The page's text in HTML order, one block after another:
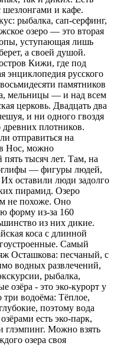
и кафе.
рыбалка, сап-серфинг,
озеро — это вторая
уступающая лишь
а своей душой.
Кижи, где под
энциклопедия русского
памятников
мельницы — и над всем
церковь. Двадцать два
и ни одного гвоздя
плотников.
отправиться на
Нос, можно
пять тысяч лет. Там, на
— фигуры людей,
оставили люди задолго
пирамид. Озеро
не похоже. Оно
форму из-за 160
из них дикие.
коса с длинной
Самый
Осташкова: песчаный, с
водных развлечений,
рыбалка,
озёра - это эко-курорт у
три водоёма: Тёплое,
поэтому вода
есть эко-парк,
глэмпинг. Можно взять
озера своя